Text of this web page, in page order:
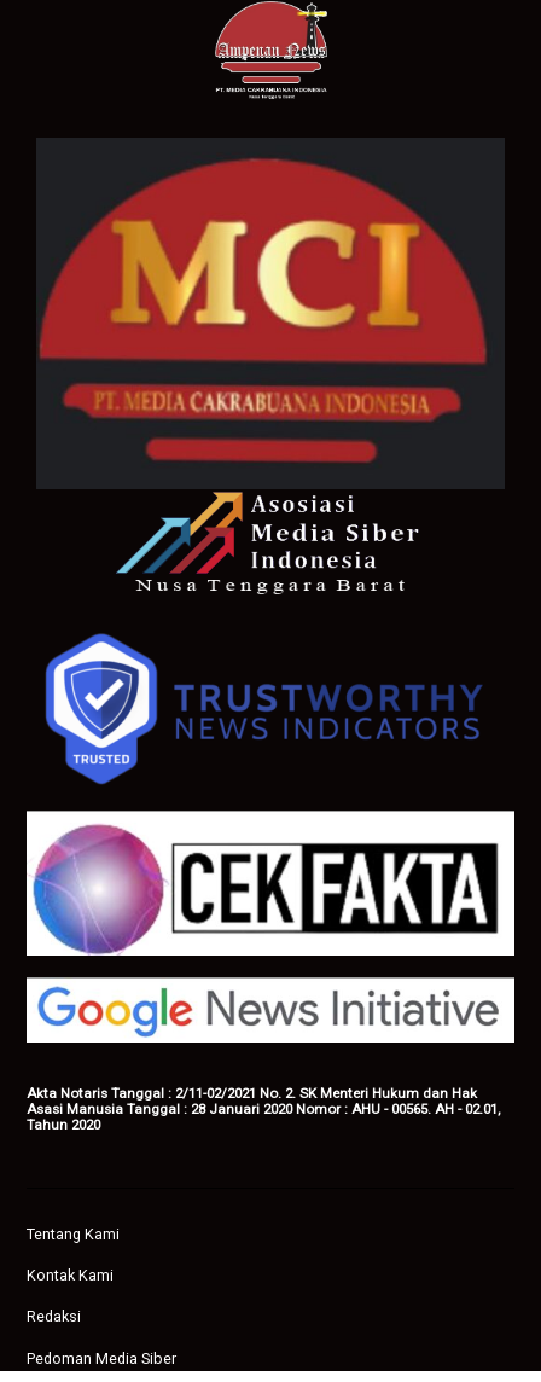
Akta Notaris Tanggal : 2/11-02/2021 No. 2. SK Menteri Hukum dan Hak
Asasi Manusia Tanggal : 28 Januari 2020 Nomor : AHU - 00565. AH - 02.01,
Tahun 2020
Tentang Kami
Kontak Kami
Redaksi
Pedoman Media Siber